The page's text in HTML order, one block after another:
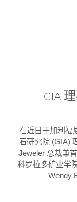
GIA
在近日于加利福
石研究院 (GIA)
Jeweler 总裁兼
科罗拉多矿业学
Wendy